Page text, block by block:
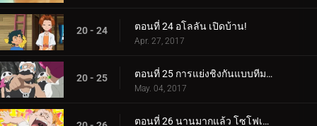
20 - 24 ตอนที่ 24 อโลลัน เปิดบ้าน!
Apr. 27, 2017
20 - 25 ตอนที่ 25 การแย่งชิงกันแบบทีมต่อทีม!
May. 04, 2017
ตอนที่ 26 นานมากแล้ว โซโฟเคิลส์!